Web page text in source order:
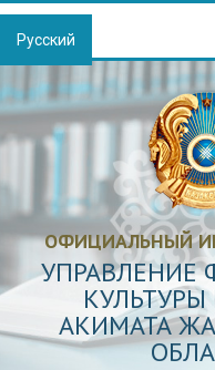
Русский
ОФИЦИАЛЬНЫЙ
УПРАВЛЕНИЕ
АКИМАТА